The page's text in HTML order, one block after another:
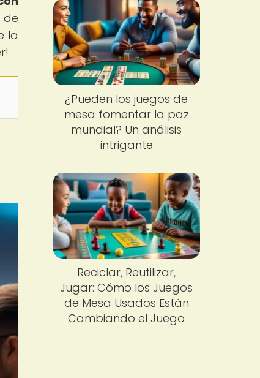
de
la
¿Pueden los juegos de
mesa fomentar la paz
mundial? Un análisis
intrigante
Reciclar, Reutilizar,
Jugar: Cómo los Juegos
de Mesa Usados Están
Cambiando el Juego